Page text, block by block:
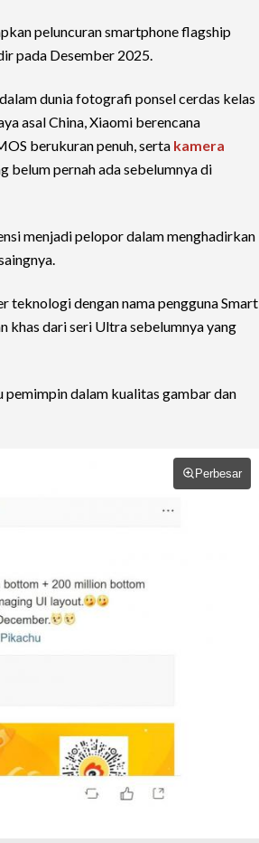
peluncuran smartphone flagship
pada Desember 2025.
dunia fotografi ponsel cerdas kelas
asal China, Xiaomi berencana
berukuran penuh, serta kamera
belum pernah ada sebelumnya di
menjadi pelopor dalam menghadirkan
dengan nama pengguna Smart
khas dari seri Ultra sebelumnya yang
pemimpin dalam kualitas gambar dan
Perbesar